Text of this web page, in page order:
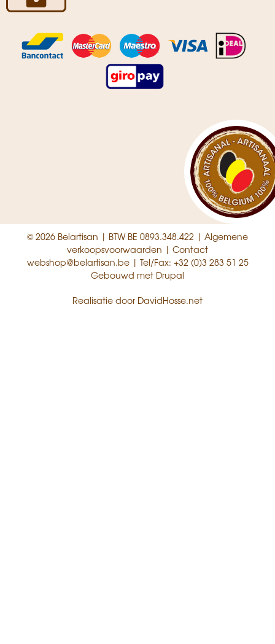
© 2026 Belartisan | BTW BE 0893.348.422 | Algemene
verkoopsvoorwaarden | Contact
webshop@belartisan.be| Tel/Fax: +32 (0)3 283 51 25
Gebouwd met Drupal
Realisatie door DavidHosse.net